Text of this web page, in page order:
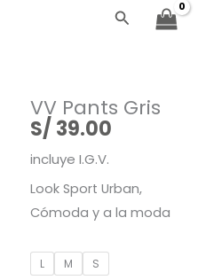
Buscar
VV Pants Gris
S/ 39.00
incluye I.G.V.
Look Sport Urban,
Cómoda y a la moda
L M S
VV